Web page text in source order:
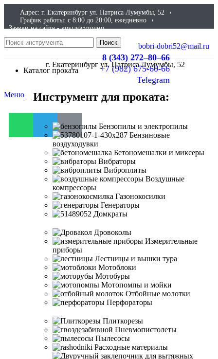
Адрес: г. Екатеринбург ул. Патриса Лумумбы, 52
График работы: c 8:00 до 20:00, ежедневно
Заявки на сайте - круглосуточно
bobri-dobri52@mail.ru
г. Екатеринбург ул. Патриса Лумумбы, 52
Поиск
8 (343) 272–80–66
+7 (982) 675-60-66
Telegram
Меню
Каталог проката
Инструмент для проката:
Бензопилы и электропилы
Бензиновые
воздуходувки
Бетономешалки и миксеры
Вибраторы
Виброплиты
Воздушные
компрессоры
Газонокосилки
Генераторы
Домкраты
Дровоколы
Измерительные
приборы
Лестницы и вышки тура
Мотоблоки
Мотобуры
Мотопомпы и мойки
Отбойные молотки
Перфораторы
Плиткорезы
Пневмопистолеты
Пылесосы
Расходные материалы